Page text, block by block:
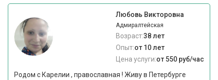
Любовь Викторовна
Адмиралтейская
Возраст:38 лет
Опыт:от 10 лет
Цена услуги:от 550 руб/час
Родом с Карелии , православная ! Живу в Петербурге